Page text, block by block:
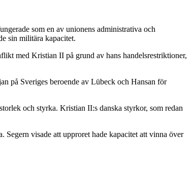
som en av unionens administrativa och
sin militära kapacitet.
med Kristian II på grund av hans handelsrestriktioner,
på Sveriges beroende av Lübeck och Hansan för
och styrka. Kristian II:s danska styrkor, som redan
Segern visade att upproret hade kapacitet att vinna över